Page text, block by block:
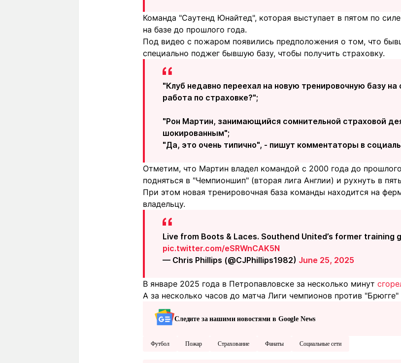
Команда "Саутенд Юнайтед", которая выступает в пятом по
на базе до прошлого года.
Под видео с пожаром появились предположения о том, что
специально поджег бывшую базу, чтобы получить страховку.
"Клуб недавно переехал на новую тренировочную базу
работа по страховке?";
"Рон Мартин, занимающийся сомнительной страховой
шокированным";
"Да, это очень типично", - пишут комментаторы в
Отметим, что Мартин владел командой с 2000 года до
подняться в "Чемпионшип" (вторая лига Англии) и рухнуть в
При этом новая тренировочная база команды находится на
владельцу.
Live from Boots & Laces. Southend United’s former training
pic.twitter.com/eSRWnCAK5N
— Chris Phillips (@CJPhillips1982) June 25, 2025
В январе 2025 года в Петропавловске за несколько минут
А за несколько часов до матча Лиги чемпионов против "Брюгге"
Следите за нашими новостями в Google News
Футбол Пожар Страхование Фанаты Социальные сети